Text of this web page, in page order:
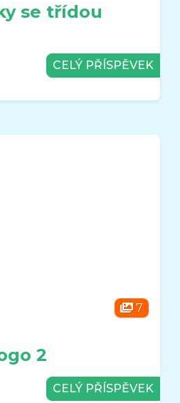
se třídou
CELÝ PŘÍSPĚVEK
7
2
CELÝ PŘÍSPĚVEK